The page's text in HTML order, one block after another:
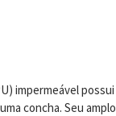
impermeável possui
concha. Seu amplo